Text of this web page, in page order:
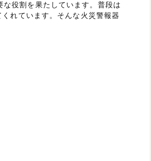
役割を果たしています。普段は
れています。そんな火災警報器